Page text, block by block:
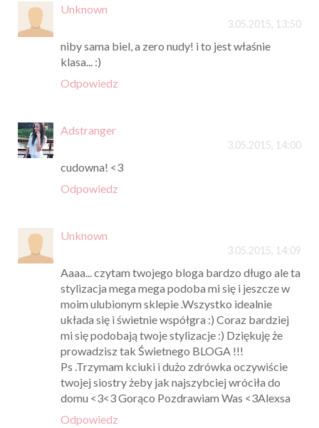
Unknown
3.05.2015, 13:50
niby sama biel, a zero nudy! i to jest właśnie
klasa... :)
Odpowiedz
Adstranger
3.05.2015, 14:00
cudowna! <3
Odpowiedz
Unknown
3.05.2015, 14:09
Aaaa... czytam twojego bloga bardzo długo ale ta
stylizacja mega mega podoba mi się i jeszcze w
moim ulubionym sklepie .Wszystko idealnie
układa się i świetnie współgra :) Coraz bardziej
mi się podobają twoje stylizacje :) Dziękuję że
prowadzisz tak Świetnego BLOGA !!!
Ps .Trzymam kciuki i dużo zdrówka oczywiście
twojej siostry żeby jak najszybciej wróciła do
domu <3<3 Gorąco Pozdrawiam Was <3Alexsa
Odpowiedz